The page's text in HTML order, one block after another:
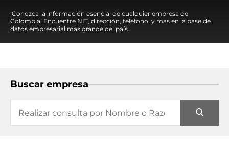
¡Conozca la información esencial de cualquier empresa de
Colombia! Encuentre NIT, dirección, teléfono, y mas en la base de
datos empresarial mas grande del país.
Buscar empresa